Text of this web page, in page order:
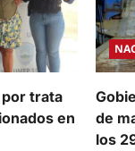
trata
en
de
los